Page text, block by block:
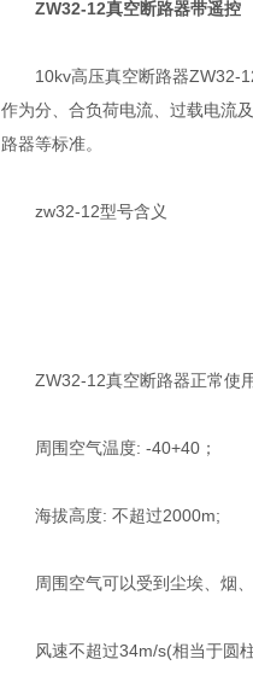
ZW32-12真空断路器带遥控
10kv高压真空断路器ZW32-12
作为分、合负荷电流、过载电流
路器等标准。
zw32-12型号含义
ZW32-12真空断路器正常使
周围空气温度: -40+40；
海拔高度: 不超过2000m;
周围空气可以受到尘埃、烟、
风速不超过34m/s(相当于圆柱